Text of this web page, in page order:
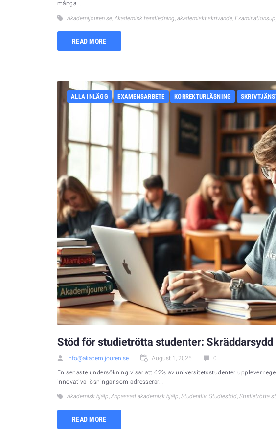
många...
Akademijouren.se, Akademisk handledning, akademiskt skrivande,
READ MORE
ALLA INLÄGG EXAMENSARBETE KORREKTURLÄSNING
Stöd för studietrötta studenter:
info@akademijouren.se August 1, 2025 0
En senaste undersökning visar att 62% av universitetsstudenter upplever
innovativa lösningar som adresserar...
Akademisk hjälp, Anpassad akademisk hjälp, Studentliv, Studiestöd, Studietrötta
READ MORE